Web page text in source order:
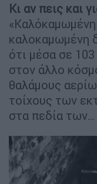
Κι αν πεις και
καλοκαμωμένη
ότι μέσα σε
στον άλλο
θαλάμους
τοίχους των
στα πεδία